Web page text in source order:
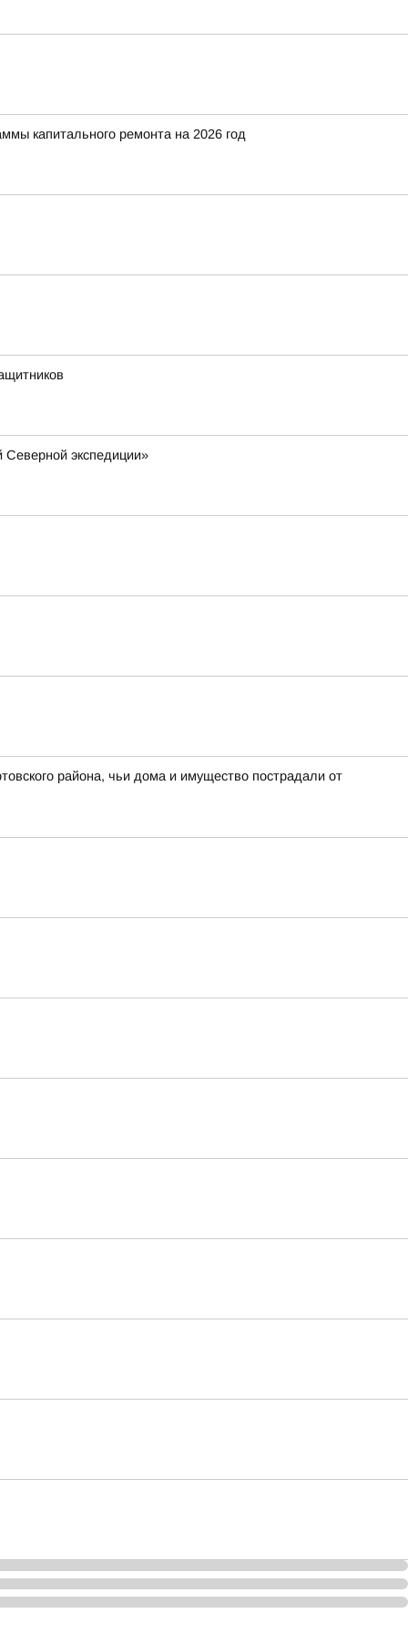
капитального ремонта на 2026 год
экспедиции»
района, чьи дома и имущество пострадали от